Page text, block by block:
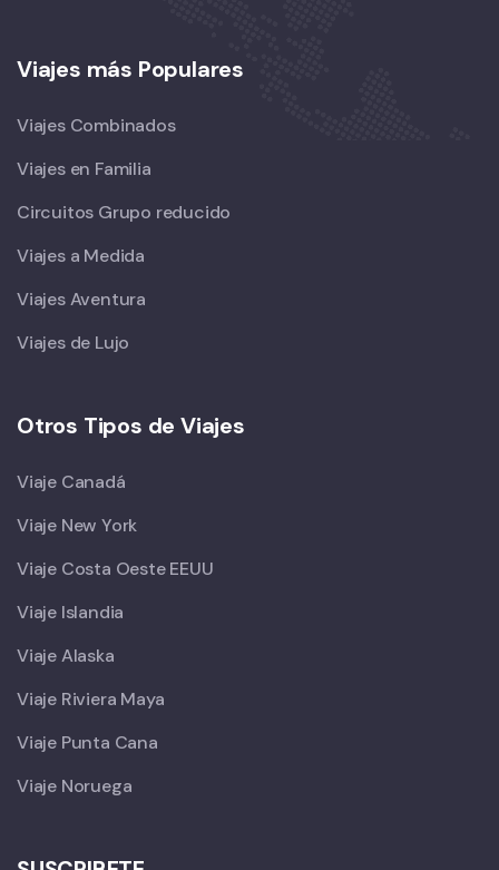
Viajes más Populares
Viajes Combinados
Viajes en Familia
Circuitos Grupo reducido
Viajes a Medida
Viajes Aventura
Viajes de Lujo
Otros Tipos de Viajes
Viaje Canadá
Viaje New York
Viaje Costa Oeste EEUU
Viaje Islandia
Viaje Alaska
Viaje Riviera Maya
Viaje Punta Cana
Viaje Noruega